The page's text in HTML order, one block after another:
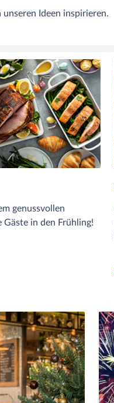
Ideen inspirieren.
genussvollen
in den Frühling!